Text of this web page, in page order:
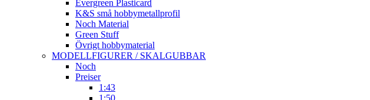
Evergreen Plasticard
K&S små hobbymetallprofil
Noch Material
Green Stuff
Övrigt hobbymaterial
MODELLFIGURER / SKALGUBBAR
Noch
Preiser
1:43
1:50